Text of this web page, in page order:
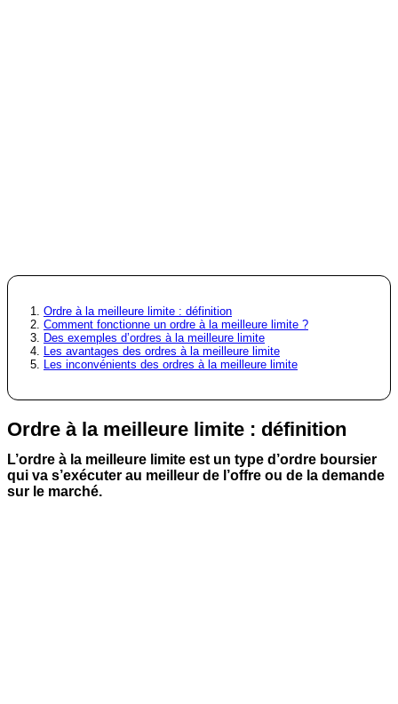
Ordre à la meilleure limite : définition
Comment fonctionne un ordre à la meilleure limite ?
Des exemples d’ordres à la meilleure limite
Les avantages des ordres à la meilleure limite
Les inconvénients des ordres à la meilleure limite
Ordre à la meilleure limite : définition
L’ordre à la meilleure limite est un type d’ordre boursier
qui va s’exécuter au meilleur de l’offre ou de la demande
sur le marché.